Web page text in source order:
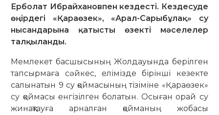
Ерболат Ибрайхановпен кездесті. Кездесуде
өңірдегі «Қараөзек», «Арал-Сарыбұлақ» су
нысандарына қатысты өзекті мәселелер
талқыланды.
Мемлекет басшысының Жолдауында берілген
тапсырмаға сәйкес, елімізде бірінші кезекте
салынатын 9 су қоймасының тізіміне «Қараөзек»
су қоймасы енгізілген болатын. Осыған орай су
жинақтауға арналған қойманың жобасы